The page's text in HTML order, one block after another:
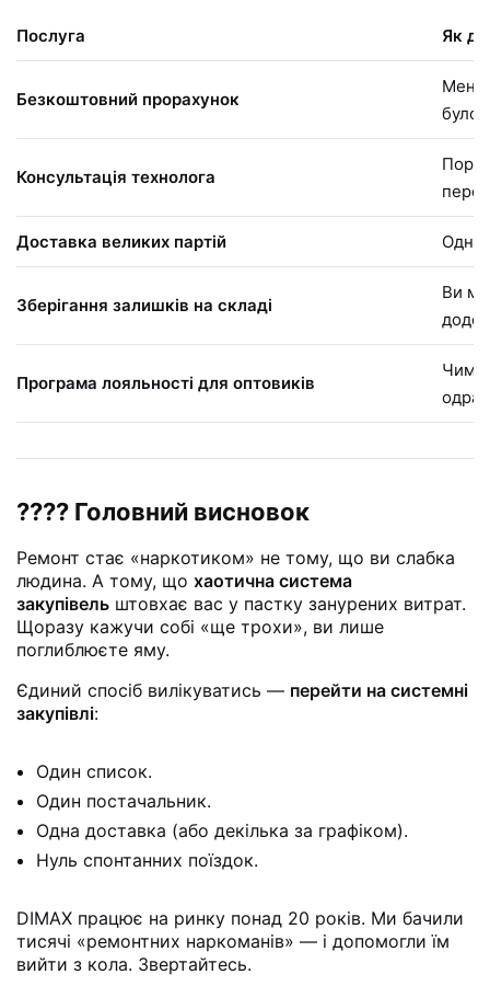
Послуга Як
Безкоштовний прорахунок
було
Консультація технолога
Доставка великих партій Одна
Зберігання залишків на складі
Ви
Програма лояльності для оптовиків
Чим
???? Головний висновок
Ремонт стає «наркотиком» не тому, що ви слабка
людина. А тому, що хаотична система
закупівель штовхає вас у пастку занурених витрат.
Щоразу кажучи собі «ще трохи», ви лише
поглиблюєте яму.
Єдиний спосіб вилікуватись — перейти на системні
закупівлі:
Один список.
Один постачальник.
Одна доставка (або декілька за графіком).
Нуль спонтанних поїздок.
DIMAX працює на ринку понад 20 років. Ми бачили
тисячі «ремонтних наркоманів» — і допомогли їм
вийти з кола. Звертайтесь.